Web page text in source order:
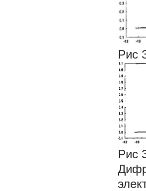
Рис
Рис